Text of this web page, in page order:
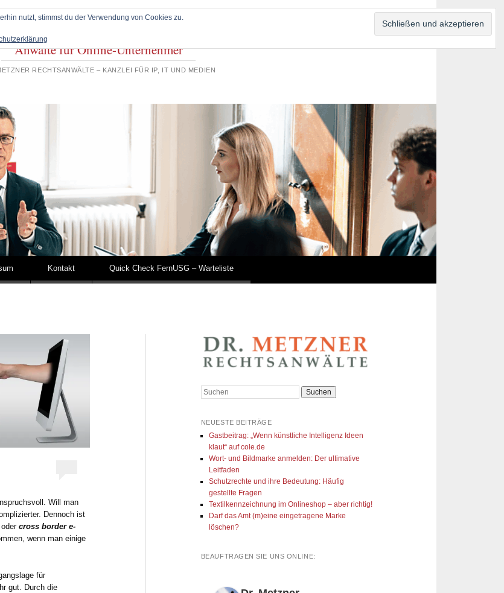
Anwälte für Online-Unternehmer
RECHTSANWÄLTE – KANZLEI FÜR IP, IT UND MEDIEN
Kontakt Quick Check FernUSG – Warteliste
Will man
Dennoch ist
cross border e-
wenn man einige
für
gut. Durch die
Suchen
NEUESTE BEITRÄGE
Gastbeitrag: „Wenn künstliche Intelligenz Ideen
klaut“ auf cole.de​
Wort- und Bildmarke anmelden: Der ultimative
Leitfaden
Schutzrechte und ihre Bedeutung: Häufig
gestellte Fragen
Textilkennzeichnung im Onlineshop – aber richtig!
Darf das Amt (m)eine eingetragene Marke
löschen?
BEAUFTRAGEN SIE UNS ONLINE:
nutzt, stimmst du der Verwendung von Cookies zu.